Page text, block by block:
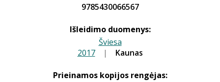
9785430066567
Išleidimo duomenys:
Šviesa
2017 | Kaunas
Prieinamos kopijos rengėjas: